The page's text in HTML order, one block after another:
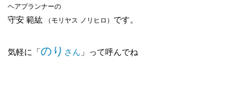
ヘアプランナーの
守安 範紘 （モリヤス ノリヒロ） です。
気軽に「のり さん 」って呼んでね